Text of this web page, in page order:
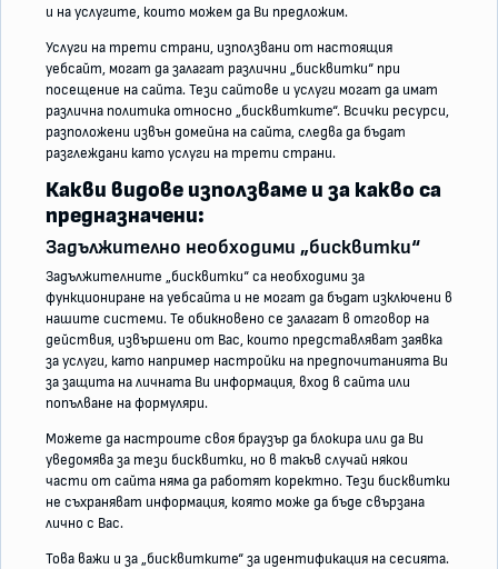
и на услугите, които можем да Ви предложим.
Услуги на трети страни, използвани от настоящия
уебсайт, могат да залагат различни „бисквитки“ при
посещение на сайта. Тези сайтове и услуги могат да имат
различна политика относно „бисквитките“. Всички ресурси,
разположени извън домейна на сайта, следва да бъдат
разглеждани като услуги на трети страни.
Какви видове използваме и за какво са
предназначени:
Задължително необходими „бисквитки“
Задължителните „бисквитки“ са необходими за
функциониране на уебсайта и не могат да бъдат изключени в
нашите системи. Те обикновено се залагат в отговор на
действия, извършени от Вас, които представляват заявка
за услуги, като например настройки на предпочитанията Ви
за защита на личната Ви информация, вход в сайта или
попълване на формуляри.
Можете да настроите своя браузър да блокира или да Ви
уведомява за тези бисквитки, но в такъв случай някои
части от сайта няма да работят коректно. Тези бисквитки
не съхраняват информация, която може да бъде свързана
лично с Вас.
Това важи и за „бисквитките“ за идентификация на сесията.